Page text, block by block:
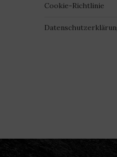
Cookie-Richtlinie